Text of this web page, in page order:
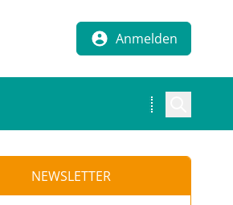
Anmelden
NEWSLETTER